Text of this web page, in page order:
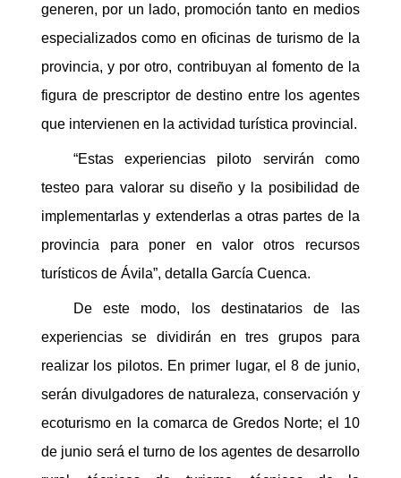
generen, por un lado, promoción tanto en medios
especializados como en oficinas de turismo de la
provincia, y por otro, contribuyan al fomento de la
figura de prescriptor de destino entre los agentes
que intervienen en la actividad turística provincial.
“Estas experiencias piloto servirán como
testeo para valorar su diseño y la posibilidad de
implementarlas y extenderlas a otras partes de la
provincia para poner en valor otros recursos
turísticos de Ávila”, detalla García Cuenca.
De este modo, los destinatarios de las
experiencias se dividirán en tres grupos para
realizar los pilotos. En primer lugar, el 8 de junio,
serán divulgadores de naturaleza, conservación y
ecoturismo en la comarca de Gredos Norte; el 10
de junio será el turno de los agentes de desarrollo